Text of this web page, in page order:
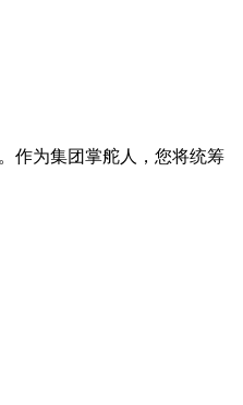
作为集团掌舵人，您将统筹